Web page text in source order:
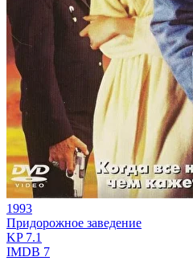
1993
Придорожное заведение
KP7.1
IMDB 7